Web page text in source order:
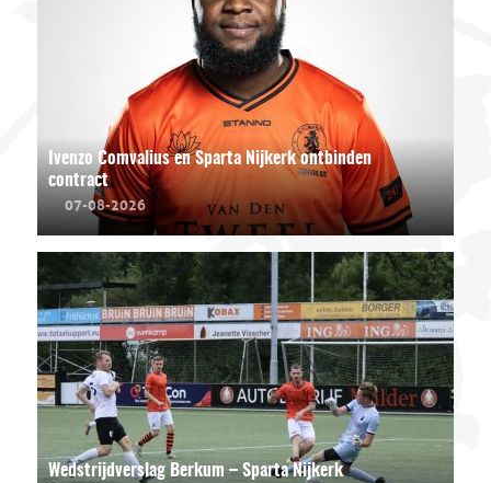
Ivenzo Comvalius en Sparta Nijkerk ontbinden
contract
07-08-2026
Wedstrijdverslag Berkum – Sparta Nijkerk